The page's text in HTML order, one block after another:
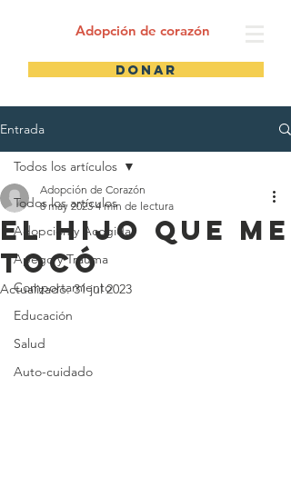
Adopción de corazón
Donar
Entrada
Todos los artículos
Adopción y Acogida
Apego y Trauma
Comportamiento
Educación
Salud
Auto-cuidado
Todos los artículos
El hijo que me
tocó
Adopción de Corazón
8 may 2023 4 min de lectura
Actualizado:31 jul 2023